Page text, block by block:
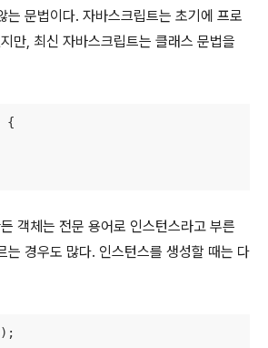
는 문법이다. 자바스크립트는 초기에 프로
만, 최신 자바스크립트는 클래스 문법을
{
객체는 전문 용어로 인스턴스라고 부른
는 경우도 많다. 인스턴스를 생성할 때는 다